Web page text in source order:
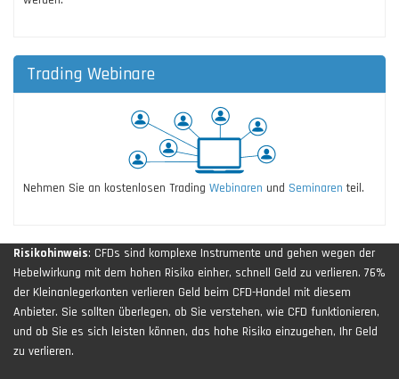
Trading Webinare
Nehmen Sie an kostenlosen Trading Webinaren und Seminaren teil.
Risikohinweis: CFDs sind komplexe Instrumente und gehen wegen der
Hebelwirkung mit dem hohen Risiko einher, schnell Geld zu verlieren. 76%
der Kleinanlegerkonten verlieren Geld beim CFD-Handel mit diesem
Anbieter. Sie sollten überlegen, ob Sie verstehen, wie CFD funktionieren,
und ob Sie es sich leisten können, das hohe Risiko einzugehen, Ihr Geld
zu verlieren.